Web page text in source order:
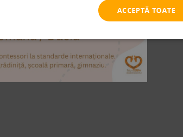
ACCEPTĂ TOATE